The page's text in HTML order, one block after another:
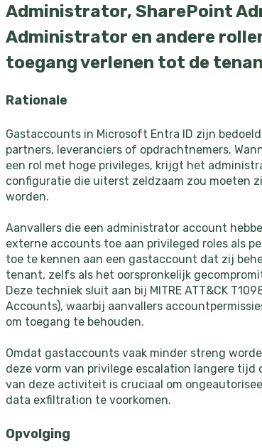
Administrator, SharePoint
Administrator en andere
toegang verlenen tot de
Rationale
Gastaccounts in Microsoft Entra ID zijn
partners, leveranciers of opdrachtnemers.
een rol met hoge privileges, krijgt het
configuratie die uiterst zeldzaam zou moeten
worden.
Aanvallers die een administrator account
externe accounts toe aan privileged roles als
toe te kennen aan een gastaccount dat zij
tenant, zelfs als het oorspronkelijk
Deze techniek sluit aan bij MITRE ATT&CK
Accounts), waarbij aanvallers
om toegang te behouden.
Omdat gastaccounts vaak minder streng
deze vorm van privilege escalation langere
van deze activiteit is cruciaal om
data exfiltration te voorkomen.
Opvolging